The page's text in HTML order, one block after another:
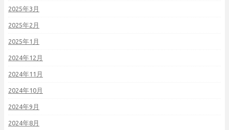
2025年3月
2025年2月
2025年1月
2024年12月
2024年11月
2024年10月
2024年9月
2024年8月